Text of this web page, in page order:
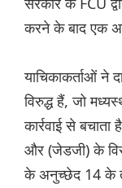
करने के बाद एक
याचिकाकर्ताओं ने
विरुद्ध हैं, जो
कार्रवाई से
और (जेडजी) के
के अनुच्छेद 14 के